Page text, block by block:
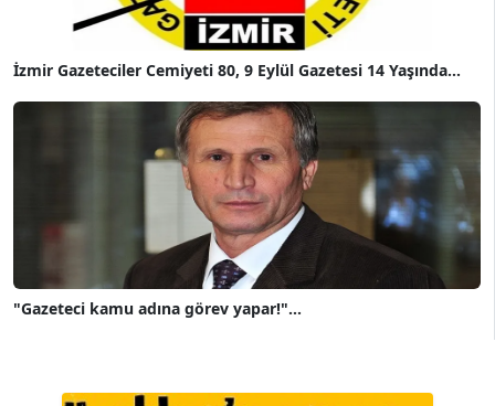
İzmir Gazeteciler Cemiyeti 80, 9 Eylül Gazetesi 14 Yaşında...
"Gazeteci kamu adına görev yapar!"...